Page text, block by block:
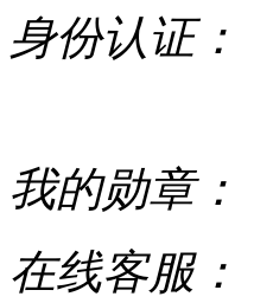
身份认证：
我的勋章：
在线客服：